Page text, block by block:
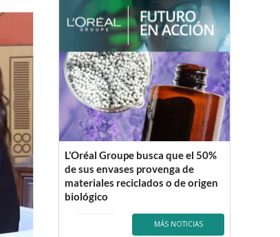
L’Oréal Groupe busca que el 50%
de sus envases provenga de
materiales reciclados o de origen
biológico
MÁS NOTICIAS